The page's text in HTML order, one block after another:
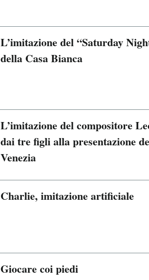
L’imitazione del “Saturday
della Casa Bianca
L’imitazione del compositore
dai tre figli alla presentazione
Venezia
Charlie, imitazione artificiale
Giocare coi piedi